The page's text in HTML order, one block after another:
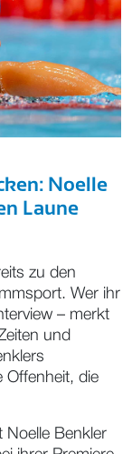
Noelle
Laune
zu den
Wer ihr
– merkt
und
Offenheit, die
Noelle Benkler